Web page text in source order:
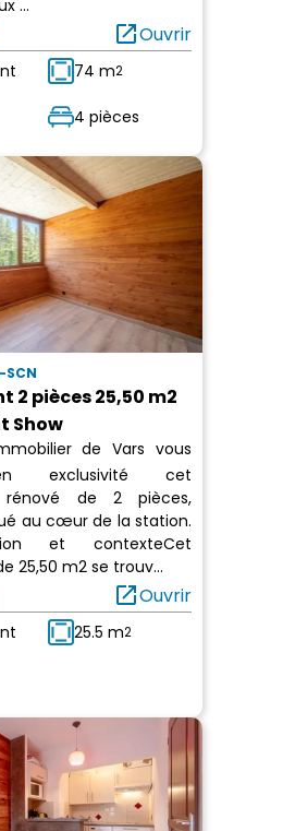
...
open_in_newOuvrir
74 m2
4 pièces
2 pièces 25,50 m2
Show
de Vars vous
exclusivité cet
rénové de 2 pièces,
au cœur de la station.
et contexteCet
25,50 m2 se trouv...
open_in_newOuvrir
25.5 m2